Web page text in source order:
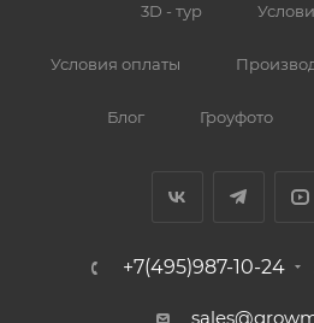
3D - тур
Условия оплаты
Блог Гроуфото
+7(495)987-10-24